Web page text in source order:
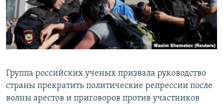
ПОБЕДИТЕЛЕЙ НЕ СУДЯТ?
КРЫМ.НЕПОКОРЕННЫЙ
ELIFBE
ПРИСОЕДИНЯЙТЕСЬ!
Все сайты RFE/RL
Группа российских ученых призвала руководство
страны прекратить политические репрессии после
волны арестов и приговоров против участников